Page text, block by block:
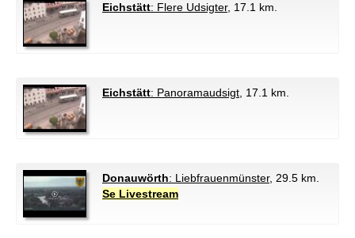
Eichstätt: Flere Udsigter, 17.1 km.
Eichstätt: Panoramaudsigt , 17.1 km.
Donauwörth: Liebfrauenmünster, 29.5 km.
Se Livestream